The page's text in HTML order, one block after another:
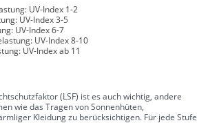
UV-Index 1-2
UV-Index 3-5
UV-Index 6-7
UV-Index 8-10
UV-Index ab 11
(LSF) ist es auch wichtig, andere
wie das Tragen von Sonnenhüten,
Kleidung zu berücksichtigen. Für jede Stufe